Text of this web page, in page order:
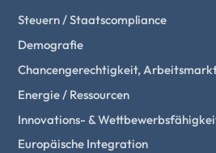
Steuern / Staatscompliance
Demografie
Chancengerechtigkeit,
Energie / Ressourcen
Innovations- &
Europäische Integration